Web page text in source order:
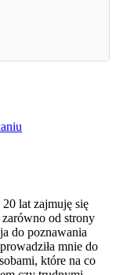
lat zajmuję się
od strony
do poznawania
mnie do
które na co